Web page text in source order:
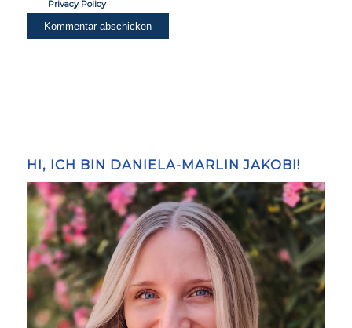
Privacy Policy
HI, ICH BIN DANIELA-MARLIN JAKOBI!